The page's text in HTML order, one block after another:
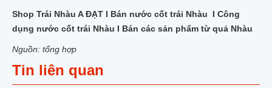
Shop Trái Nhàu A ĐẠT I Bán nước cốt trái Nhàu I Công
dụng nước cốt trái Nhàu I Bán các sản phẩm từ quả Nhàu
Nguồn: tổng hợp
Tin liên quan